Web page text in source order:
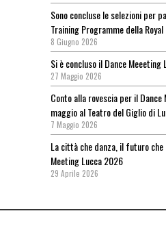
Sono concluse le selezioni per
Training Programme della
8 Giugno 2026
Si è concluso il Dance
27 Maggio 2026
Conto alla rovescia per il
maggio al Teatro del Giglio di
7 Maggio 2026
La città che danza, il futuro
Meeting Lucca 2026
29 Aprile 2026